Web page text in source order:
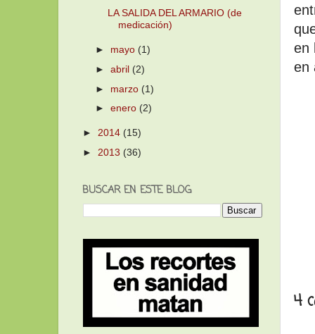
en
en
4
LA SALIDA DEL ARMARIO (de
medicación)
► mayo (1)
► abril (2)
► marzo (1)
► enero (2)
►2014 (15)
►2013 (36)
BUSCAR EN ESTE BLOG